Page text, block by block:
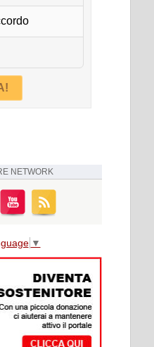
NETWORK
▼